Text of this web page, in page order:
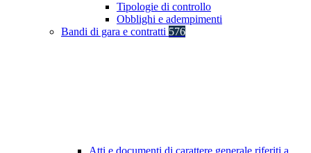
Tipologie di controllo
Obblighi e adempimenti
Bandi di gara e contratti 576